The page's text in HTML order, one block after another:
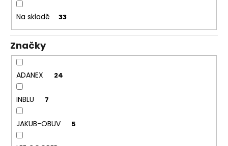
k
ů
Na skladě 33
Značky
ADANEX 24
INBLU 7
JAKUB-OBUV 5
a
j
í
t
?